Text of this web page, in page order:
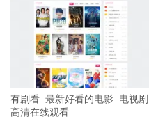
有剧看_最新好看的电影_电视剧
高清在线观看